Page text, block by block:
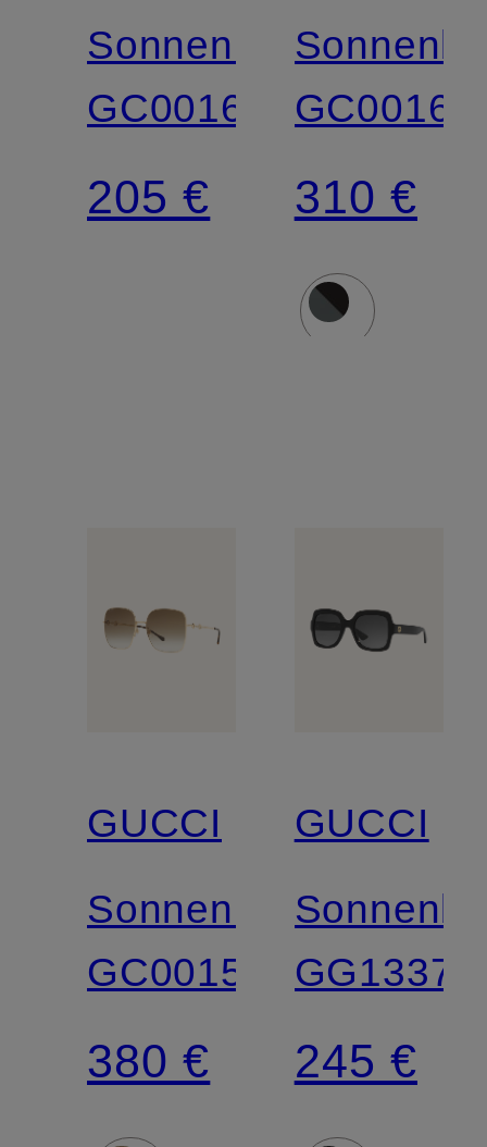
Sonnenbrille
GC001665
205 € 310 €
GUCCI
Sonnenbrille
GC001507
380 €
GUCCI
GG1337S
245 €